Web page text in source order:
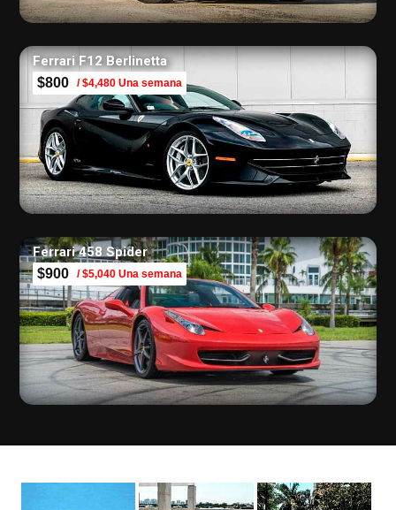
Ferrari F12 Berlinetta
$800 / $4,480 Una semana
Ferrari 458 Spider
$900 / $5,040 Una semana